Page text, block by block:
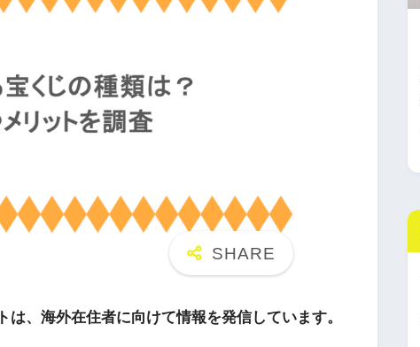
は、海外在住者に向けて情報を発信しています。